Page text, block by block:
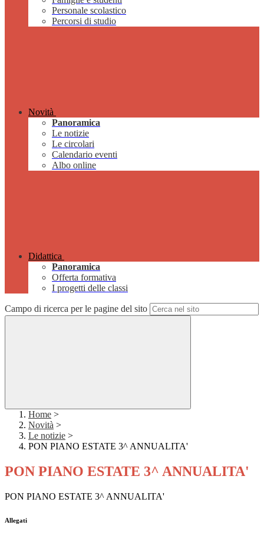
Personale scolastico
Percorsi di studio
Novità
Panoramica
Le notizie
Le circolari
Calendario eventi
Albo online
Didattica
Panoramica
Offerta formativa
I progetti delle classi
Campo di ricerca per le pagine del sito
Home >
Novità >
Le notizie >
PON PIANO ESTATE 3^ ANNUALITA'
PON PIANO ESTATE 3^ ANNUALITA'
PON PIANO ESTATE 3^ ANNUALITA'
Allegati